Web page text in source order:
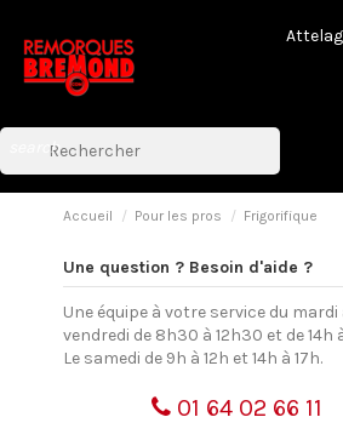
search
Accueil Pour les pros Frigorifique
Une question ? Besoin d'aide ?
Une équipe à votre service du mardi
vendredi de 8h30 à 12h30 et de 14h
Le samedi de 9h à 12h et 14h à 17h.
01 64 02 66 11